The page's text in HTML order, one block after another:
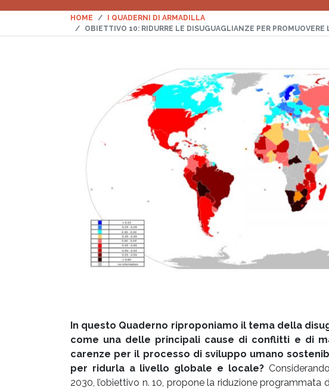
HOME
I QUADERNI DI ARMADILLA
OBIETTIVO 10: RIDURRE LE DISUGUAGLIANZE PER
In questo Quaderno riproponiamo il tema della
come una delle principali cause di conflitti e di
carenze per il processo di sviluppo umano
per ridurla a livello globale e locale?
2030, l’obiettivo n. 10, propone la riduzione